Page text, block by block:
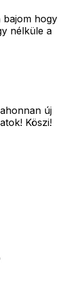
bajom hogy
nélküle a
új
Köszi!